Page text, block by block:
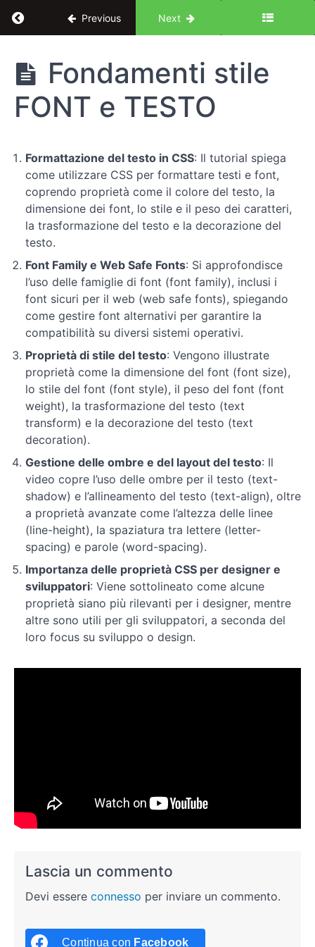
Return to course: Dal design al codice: corso
Previous Next
Dal
design al
codice:
corso
completo
Introduzione
Concetti
chiave
Elementi
design
Responsive
Design
Conclusione
esercizi
Fondamenti stile
FONT e TESTO
Formattazione del testo in CSS: Il tutorial spiega
come utilizzare CSS per formattare testi e font,
coprendo proprietà come il colore del testo, la
dimensione dei font, lo stile e il peso dei caratteri,
la trasformazione del testo e la decorazione del
testo.
Font Family e Web Safe Fonts: Si approfondisce
l’uso delle famiglie di font (font family), inclusi i
font sicuri per il web (web safe fonts), spiegando
come gestire font alternativi per garantire la
compatibilità su diversi sistemi operativi.
Proprietà di stile del testo: Vengono illustrate
proprietà come la dimensione del font (font size),
lo stile del font (font style), il peso del font (font
weight), la trasformazione del testo (text
transform) e la decorazione del testo (text
decoration).
Gestione delle ombre e del layout del testo: Il
video copre l’uso delle ombre per il testo (text-
shadow) e l’allineamento del testo (text-align), oltre
a proprietà avanzate come l’altezza delle linee
(line-height), la spaziatura tra lettere (letter-
spacing) e parole (word-spacing).
Importanza delle proprietà CSS per designer e
sviluppatori: Viene sottolineato come alcune
proprietà siano più rilevanti per i designer, mentre
altre sono utili per gli sviluppatori, a seconda del
loro focus su sviluppo o design.
Lascia un commento
Devi essere connesso per inviare un commento.
Continua con Facebook